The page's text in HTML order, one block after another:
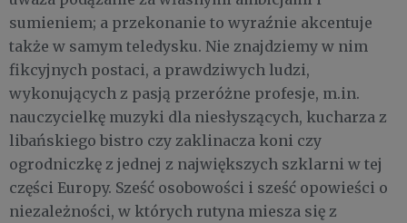
sumieniem; a przekonanie to wyraźnie akcentuje
także w samym teledysku. Nie znajdziemy w nim
fikcyjnych postaci, a prawdziwych ludzi,
wykonujących z pasją przeróżne profesje, m.in.
nauczycielkę muzyki dla niesłyszących, kucharza z
libańskiego bistro czy zaklinacza koni czy
ogrodniczkę z jednej z największych szklarni w tej
części Europy. Sześć osobowości i sześć opowieści o
niezależności, w których rutyna miesza się z